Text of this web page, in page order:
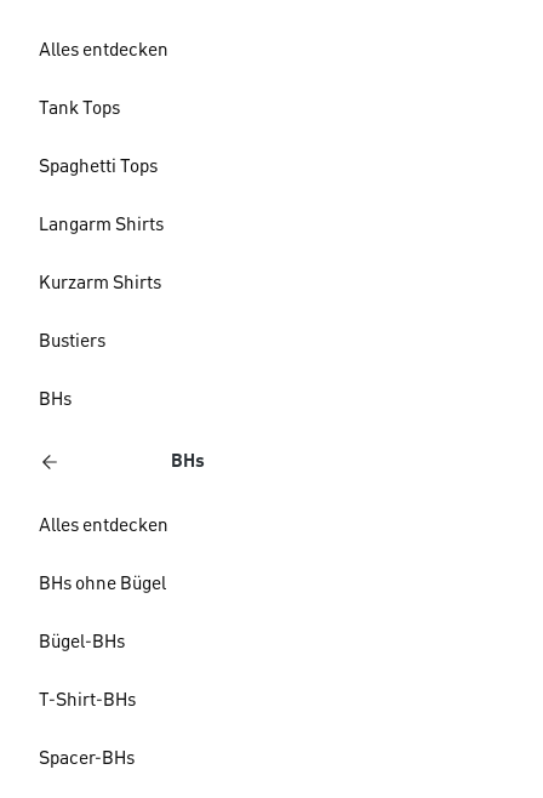
Alles entdecken
Tank Tops
Spaghetti Tops
Langarm Shirts
Kurzarm Shirts
Bustiers
BHs
BHs
Alles entdecken
BHs ohne Bügel
Bügel-BHs
T-Shirt-BHs
Spacer-BHs